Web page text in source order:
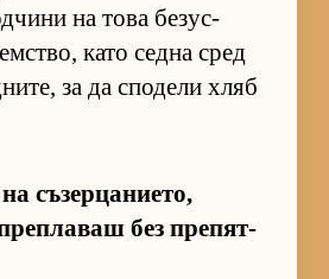
на това бе­зус­
като седна сред
за да спо­дели хляб
съ­зер­ца­ни­е­то,
без пре­пят­